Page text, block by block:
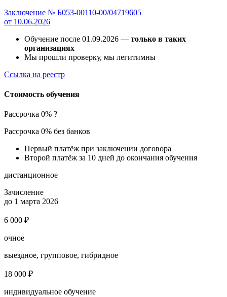
Заключение № Б053-00110-00/04719605
от 10.06.2026
Обучение после 01.09.2026 — только в таких
организациях
Мы прошли проверку, мы легитимны
Ссылка на реестр
Стоимость обучения
Рассрочка 0% ?
Рассрочка 0% без банков
Первый платёж при заключении договора
Второй платёж за 10 дней до окончания обучения
дистанционное
Зачисление
до 1 марта 2026
6 000 ₽
очное
выездное, групповое, гибридное
18 000 ₽
индивидуальное обучение